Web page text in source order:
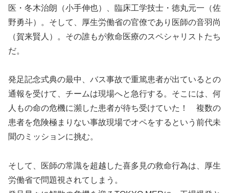
医・冬木治朗（小手伸也）、臨床工学技士・徳丸元一（佐
野勇斗）。そして、厚生労働省の官僚であり医師の音羽尚
（賀来賢人）。その誰もが救命医療のスペシャリストたち
だ。
発足記念式典の最中、バス事故で重篤患者が出ているとの
通報を受けて、チームは現場へと急行する。そこには、何
人もの命の危機に瀕した患者が待ち受けていた！ 複数の
患者を危険極まりない事故現場でオペをするという前代未
聞のミッションに挑む。
そして、医師の常識を超越した喜多見の救命行為は、厚生
労働省で問題視されてしまう。